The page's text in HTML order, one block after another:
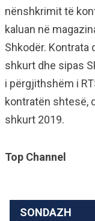
nënshkrimit të
kaluan në
Shkodër. Kontrata
shkurt dhe sipas
i përgjithshëm i
kontratën shtesë,
shkurt 2019.
Top Channel
SONDAZH